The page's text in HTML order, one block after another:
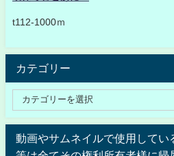
t112-1000ｍ
カテゴリー
動画やサムネイルで使用してい